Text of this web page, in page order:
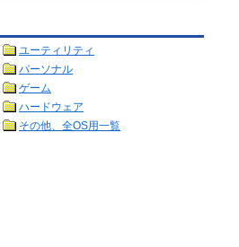
ユーティリティ
パーソナル
ゲーム
ハードウェア
その他、全OS用一覧